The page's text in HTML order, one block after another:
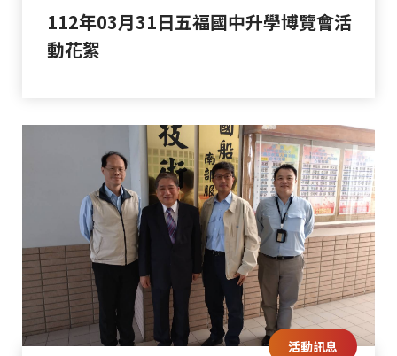
112年03月31日五福國中升學博覽會活
動花絮
活動訊息